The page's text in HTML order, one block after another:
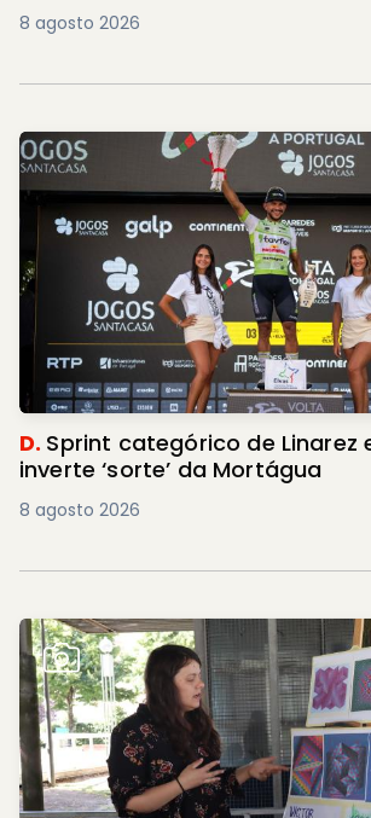
8 agosto 2026
D. Sprint categórico de Linarez
inverte ‘sorte’ da Mortágua
8 agosto 2026